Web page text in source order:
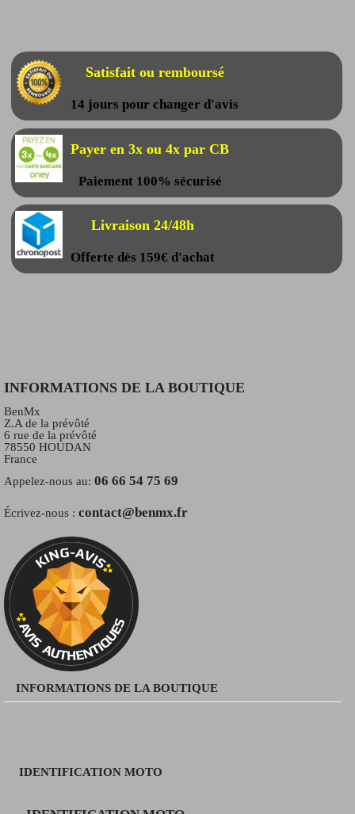
Satisfait ou remboursé
14 jours pour changer d'avis
Payer en 3x ou 4x par CB
Paiement 100% sécurisé
Livraison 24/48h
Offerte dès 159€ d'achat
INFORMATIONS DE LA BOUTIQUE
BenMx
Z.A de la prévôté
6 rue de la prévôté
78550 HOUDAN
France
Appelez-nous au: 06 66 54 75 69
Écrivez-nous : contact@benmx.fr
INFORMATIONS DE LA BOUTIQUE
IDENTIFICATION MOTO